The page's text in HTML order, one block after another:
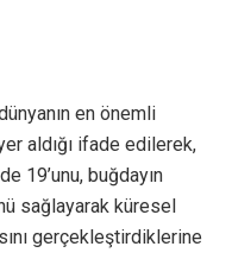
en önemli
aldığı ifade edilerek,
19’unu, buğdayın
sağlayarak küresel
gerçekleştirdiklerine